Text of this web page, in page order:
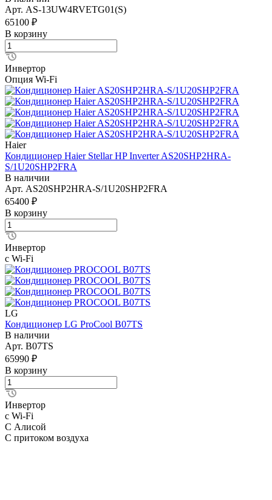
Арт. AS-13UW4RVETG01(S)
65100 ₽
В корзину
Инвертор
Опция Wi-Fi
Haier
Кондиционер Haier Stellar HP Inverter AS20SHP2HRA-
S/1U20SHP2FRA
В наличии
Арт. AS20SHP2HRA-S/1U20SHP2FRA
65400 ₽
В корзину
Инвертор
с Wi-Fi
LG
Кондиционер LG ProCool B07TS
В наличии
Арт. B07TS
65990 ₽
В корзину
Инвертор
с Wi-Fi
С Алисой
С притоком воздуха